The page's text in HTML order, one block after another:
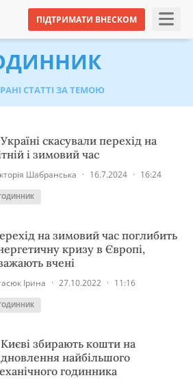
ПІДТРИМАТИ ВНЕСКОМ
СТАТТІ ЗА ТЕМОЮ
скасували перехід на
і зимовий час
Шабранська · 16.7.2024 · 16:24
на зимовий час поглибить
кризу в Європі,
вчені
Ірина · 27.10.2022 · 11:16
збирають кошти на
найбільшого
годинника